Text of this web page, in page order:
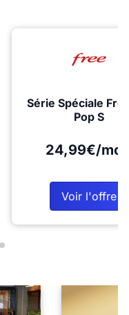
Série Spéciale
Pop S
24,99€/
Voir l'offre